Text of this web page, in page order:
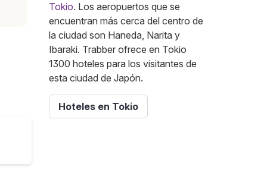
Tokio. Los aeropuertos que se
encuentran más cerca del centro de
la ciudad son Haneda, Narita y
Ibaraki. Trabber ofrece en Tokio
1300 hoteles para los visitantes de
esta ciudad de Japón.
Hoteles en Tokio